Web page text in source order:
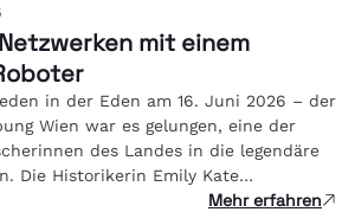
mit einem
in der Eden am 16. Juni 2026 – der
Wien war es gelungen, eine der
des Landes in die legendäre
Die Historikerin Emily Kate
Tova berichteten live über ihre
Mehr erfahren